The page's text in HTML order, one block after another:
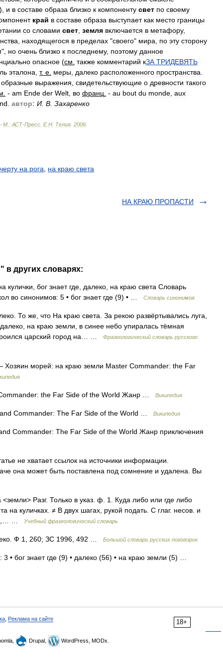
), и в составе образа близко к компоненту свет по своему
край в составе образа выступает как место границы
со словами свет земля включается в метафору,
находящегося в пределах "своего" мира по эту сторону
", но очень близко к последнему, поэтому данное
опасное (см также комментарий кЗА ТРИДЕВЯТЬ
эталона т. е меры далеко расположенного пространства
образные выражения свидетельствующие о древности такого
- am Ende der Welt во франц - au bout du monde aux
автор: И В Захаренко
М : АСТ-Пресс Е.Н Телия 2006
на рога на краю света
НА КРАЮ ПРОПАСТИ
в других словарях:
кулички, бог знает где, далеко, на краю света Словарь
во синонимов: 5 • бог знает где (9) • …
Словарь синонимов
То же, что На краю света. За рекою развёртывались луга,
на краю земли, в синее небо упиралась тёмная
царский город на… …
Фразеологический словарь русского
морей: на краю земли Master Commander: the Far
the Far Side of the World Жанр … Википедия
Commander: The Far Side of the World … Википедия
Commander: The Far Side of the World Жанр приключения
не хватает ссылок на источники информации.
она может быть поставлена под сомнение и удалена. Вы
Разг. Только в указ. ф. 1. Куда либо или где либо
на куличках. ≠ В двух шагах, рукой подать. С глаг. несов. и
Учебный фразеологический словарь
Ф 1, 260; ЗС 1996, 492 … Большой словарь русских поговорок
• бог знает где (9) • далеко (56) • на краю земли (5) …
18+
Реклама на сайте
Drupal, WordPress, MODx.